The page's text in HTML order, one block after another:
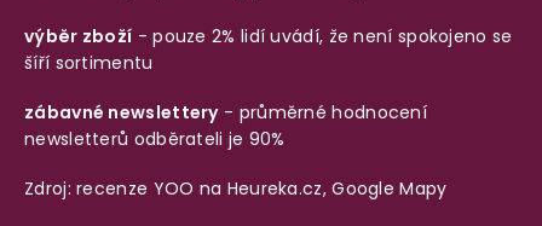
výběr zboží - pouze 2% lidí uvádí, že není spokojeno se
šíří sortimentu
zábavné newslettery- průměrné hodnocení
newsletterů odběrateli je 90%
Zdroj: recenze YOO na Heureka.cz,Google Mapy